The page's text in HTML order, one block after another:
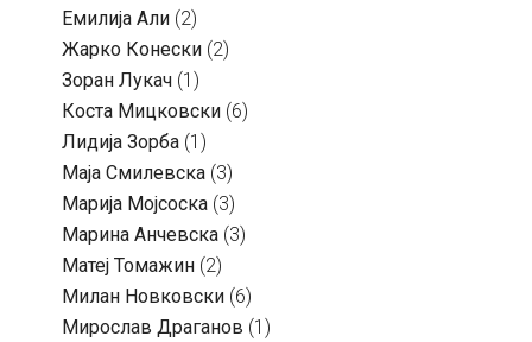
Емилија Али (2)
Жарко Конески (2)
Зоран Лукач (1)
Коста Мицковски (6)
Лидија Зорба (1)
Маја Смилевска (3)
Марија Мојсоска (3)
Марина Анчевска (3)
Матеј Томажин (2)
Милан Новковски (6)
Мирослав Драганов (1)